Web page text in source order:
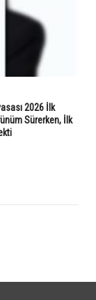
2026 İlk
Sürerken, İlk